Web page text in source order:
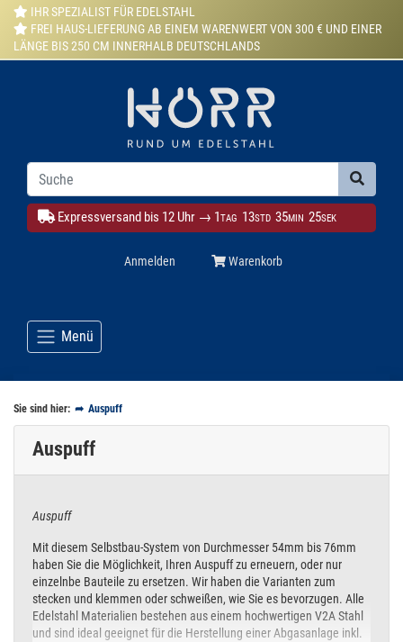
IHR SPEZIALIST FÜR EDELSTAHL
FREI HAUS-LIEFERUNG AB EINEM WARENWERT VON 300 € UND EINER
LÄNGE BIS 250 CM INNERHALB DEUTSCHLANDS
Expressversand bis 12 Uhr → 1TAG 13STD 35MIN 24SEK
Anmelden Warenkorb
Menü
Sie sind hier: Auspuff
Auspuff
Auspuff
Mit diesem Selbstbau-System von Durchmesser 54mm bis 76mm
haben Sie die Möglichkeit, Ihren Auspuff zu erneuern, oder nur
einzelnbe Bauteile zu ersetzen. Wir haben die Varianten zum
stecken und klemmen oder schweißen, wie Sie es bevorzugen. Alle
Edelstahl Materialien bestehen aus einem hochwertigen V2A Stahl
und sind ideal geeignet für die Herstellung einer Abgasanlage inkl.